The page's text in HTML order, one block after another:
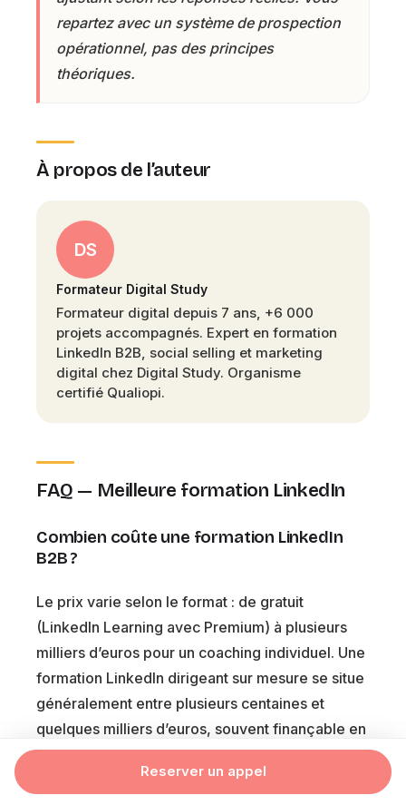
Reserver un appel
repartez avec un système de prospection
opérationnel, pas des principes
théoriques.
À propos de l’auteur
DS
Formateur Digital Study
Formateur digital depuis 7 ans, +6 000
projets accompagnés. Expert en formation
LinkedIn B2B, social selling et marketing
digital chez Digital Study. Organisme
certifié Qualiopi.
FAQ — Meilleure formation LinkedIn
Combien coûte une formation LinkedIn
B2B ?
Le prix varie selon le format : de gratuit
(LinkedIn Learning avec Premium) à plusieurs
milliers d’euros pour un coaching individuel. Une
formation LinkedIn dirigeant sur mesure se situe
généralement entre plusieurs centaines et
quelques milliers d’euros, souvent finançable en
tout ou partie via le CPF.